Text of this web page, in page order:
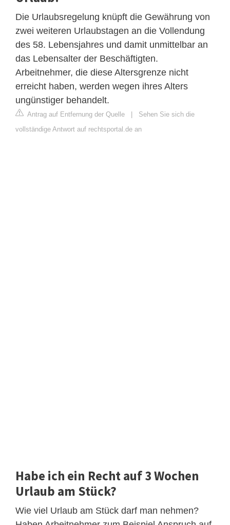
Die Urlaubsregelung knüpft die Gewährung von
zwei weiteren Urlaubstagen an die Vollendung
des 58. Lebensjahres und damit unmittelbar an
das Lebensalter der Beschäftigten.
Arbeitnehmer, die diese Altersgrenze nicht
erreicht haben, werden wegen ihres Alters
ungünstiger behandelt.
Antrag auf Entfernung der Quelle | Sehen Sie sich die
vollständige Antwort auf rechtsportal.de an
Habe ich ein Recht auf 3 Wochen
Urlaub am Stück?
Wie viel Urlaub am Stück darf man nehmen?